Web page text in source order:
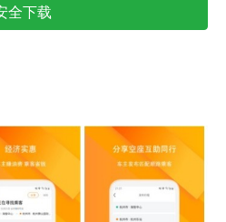
全下载